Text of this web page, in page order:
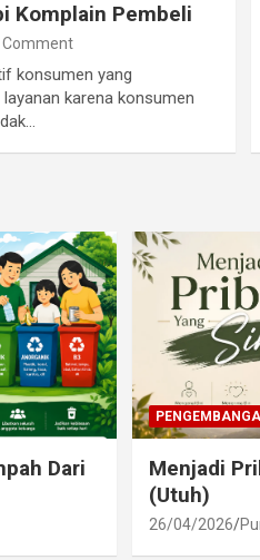
Komplain Pembeli
Comment
konsumen yang
karena konsumen
Dari
Menjadi
(Utuh)
26/04/2026